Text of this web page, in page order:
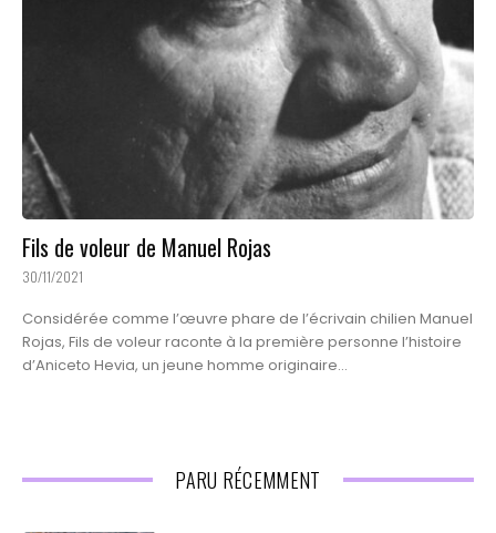
Fils de voleur de Manuel Rojas
30/11/2021
Considérée comme l’œuvre phare de l’écrivain chilien Manuel
Rojas, Fils de voleur raconte à la première personne l’histoire
d’Aniceto Hevia, un jeune homme originaire...
PARU RÉCEMMENT